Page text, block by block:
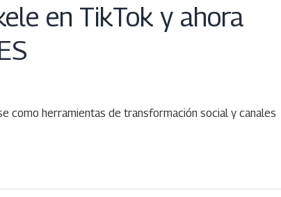
en TikTok y ahora
como herramientas de transformación social y canales